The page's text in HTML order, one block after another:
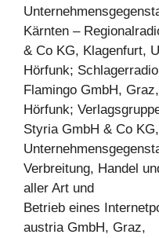
Kärnten –
& Co KG, Klagenfurt,
Hörfunk; Schlagerradio
Flamingo GmbH,
Hörfunk;
Styria GmbH & Co
Verbreitung, Handel
aller Art und
Betrieb eines
austria GmbH, Graz,